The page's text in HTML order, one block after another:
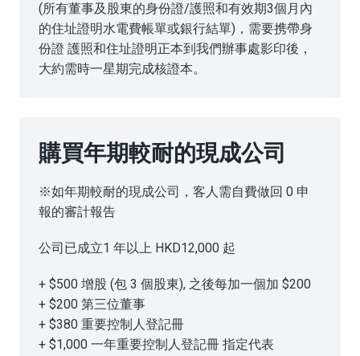
(所有董事及股東的身份證/護照和有效期3個月內
的住址證明水電費帳單或銀行結單)，需要携帶身
份證 護照和住址證明正本到我們辦事處影印後，
大約需時一星期完成核證本。
購買年期較耐的現成公司
※如年期較耐的現成公司，客人需自費做回 0 申
報的審計報告
公司已成立1 年以上 HKD12,000 起
+ $500 增股 (包 3 個股東), 之後每加一個加 $200
+ $200 第三位董事
+ $380 重要控制人登記冊
+ $1,000 一年重要控制人登記冊 指定代表